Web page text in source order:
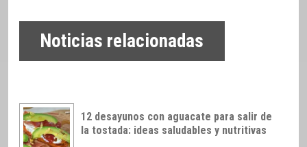
Noticias relacionadas
12 desayunos con aguacate para salir de
la tostada: ideas saludables y nutritivas